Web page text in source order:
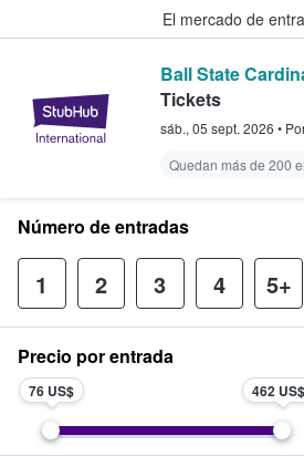
El mercado de
StubHub:
Ball State
Tickets
sáb., 05 sept. 2026 •
Quedan más de 200
Número de entradas
1 2 3 4 5+
Precio por entrada
76 US$ 462 US$